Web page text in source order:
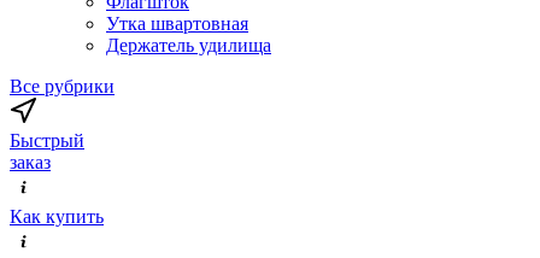
Утка швартовная
Держатель удилища
Все рубрики
Быстрый
заказ
Как купить